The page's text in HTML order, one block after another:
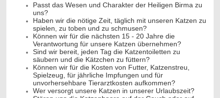
Passt das Wesen und Charakter der Heiligen Birma zu
uns?
Haben wir die nötige Zeit, täglich mit unseren Katzen zu
spielen, zu toben und zu schmusen?
Können wir für die nächsten 15 - 20 Jahre die
Verantwortung für unsere Katzen übernehmen?
Sind wir bereit, jeden Tag die Katzentoiletten zu
säubern und die Kätzchen zu füttern?
Können wir für die Kosten von Futter, Katzenstreu,
Spielzeug, für jährliche Impfungen und für
unvorhersehbare Tierarztkosten aufkommen?
Wer versorgt unsere Katzen in unserer Urlaubszeit?